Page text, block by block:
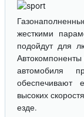
жесткими
подойдут для
автомобиля
обеспечивают
высоких
езде.